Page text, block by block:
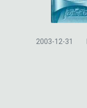
2003-12-31